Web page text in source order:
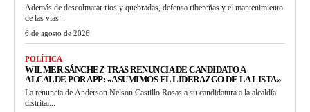
Además de descolmatar ríos y quebradas, defensa ribereñas y el mantenimiento
de las vías...
6 de agosto de 2026
POLÍTICA
WILMER SÁNCHEZ TRAS RENUNCIA DE CANDIDATO A
ALCALDE POR APP: «ASUMIMOS EL LIDERAZGO DE LA LISTA»
La renuncia de Anderson Nelson Castillo Rosas a su candidatura a la alcaldía
distrital...